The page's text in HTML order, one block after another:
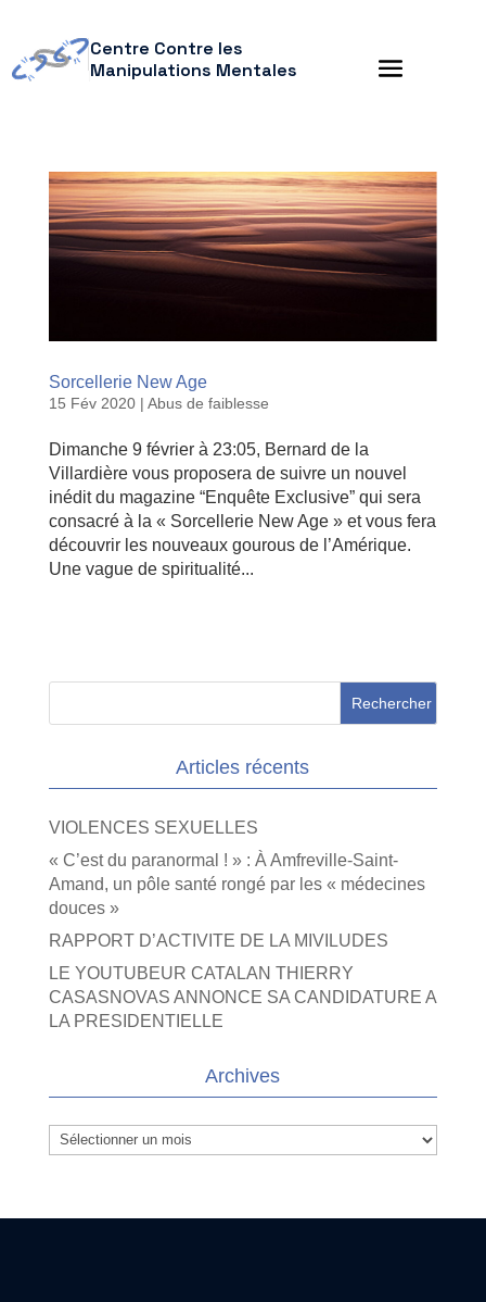
Centre Contre les
Manipulations Mentales
Sorcellerie New Age
15 Fév 2020| Abus de faiblesse
Dimanche 9 février à 23:05, Bernard de la
Villardière vous proposera de suivre un nouvel
inédit du magazine “Enquête Exclusive” qui sera
consacré à la « Sorcellerie New Age » et vous fera
découvrir les nouveaux gourous de l’Amérique.
Une vague de spiritualité...
Articles récents
VIOLENCES SEXUELLES
« C’est du paranormal ! » : À Amfreville-Saint-
Amand, un pôle santé rongé par les « médecines
douces »
RAPPORT D’ACTIVITE DE LA MIVILUDES
LE YOUTUBEUR CATALAN THIERRY
CASASNOVAS ANNONCE SA CANDIDATURE A
LA PRESIDENTIELLE
Archives
Archives